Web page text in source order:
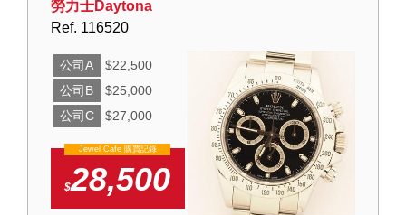
勞力士Daytona
Ref. 116520
公司A
$22,500
公司B
$25,000
公司C
$27,000
Jewel Cafe 購買記錄
$28,500